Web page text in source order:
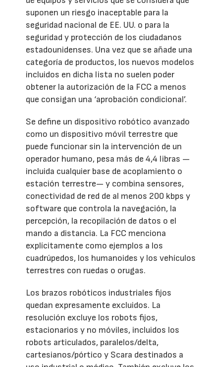
suponen un riesgo inaceptable para la
seguridad nacional de EE. UU. o para la
seguridad y protección de los ciudadanos
estadounidenses. Una vez que se añade una
categoría de productos, los nuevos modelos
incluidos en dicha lista no suelen poder
obtener la autorización de la FCC a menos
que consigan una ‘aprobación condicional’.
Se define un dispositivo robótico avanzado
como un dispositivo móvil terrestre que
puede funcionar sin la intervención de un
operador humano, pesa más de 4,4 libras —
incluida cualquier base de acoplamiento o
estación terrestre— y combina sensores,
conectividad de red de al menos 200 kbps y
software que controla la navegación, la
percepción, la recopilación de datos o el
mando a distancia. La FCC menciona
explícitamente como ejemplos a los
cuadrúpedos, los humanoides y los vehículos
terrestres con ruedas o orugas.
Los brazos robóticos industriales fijos
quedan expresamente excluidos. La
resolución excluye los robots fijos,
estacionarios y no móviles, incluidos los
robots articulados, paralelos/delta,
cartesianos/pórtico y Scara destinados a